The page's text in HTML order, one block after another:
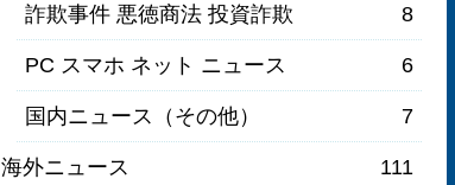
詐欺事件 悪徳商法 投資詐欺 8
PC スマホ ネット ニュース 6
国内ニュース（その他） 7
海外ニュース 111